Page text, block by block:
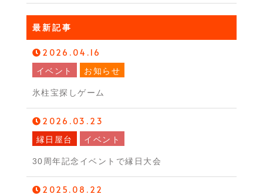
最新記事
2026.04.16
イベント お知らせ
氷柱宝探しゲーム
2026.03.23
縁日屋台 イベント
30周年記念イベントで縁日大会
2025.08.22